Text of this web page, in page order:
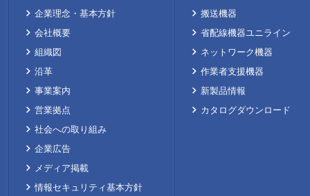
企業理念・基本方針
会社概要
組織図
沿革
事業案内
営業拠点
社会への取り組み
企業広告
メディア掲載
情報セキュリティ基本方針
搬送機器
省配線機器ユニライン
ネットワーク機器
作業者支援機器
新製品情報
カタログダウンロード